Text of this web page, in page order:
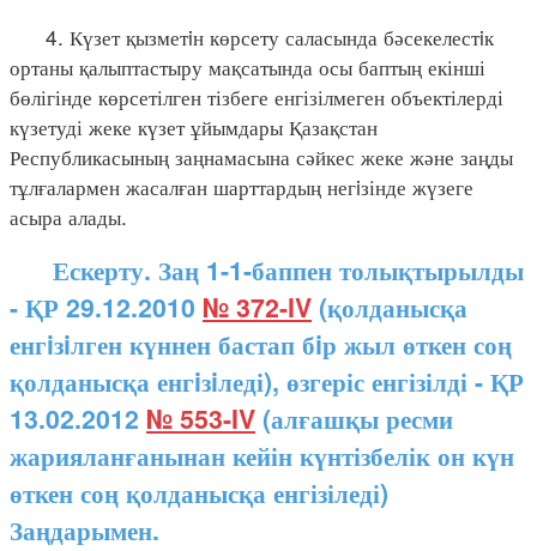
4. Күзет қызметiн көрсету саласында бәсекелестiк
ортаны қалыптастыру мақсатында осы баптың екінші
бөлігінде көрсетілген тізбеге енгізілмеген объектілерді
күзетуді жеке күзет ұйымдары Қазақстан
Республикасының заңнамасына сәйкес жеке және заңды
тұлғалармен жасалған шарттардың негiзінде жүзеге
асыра алады.
Ескерту. Заң 1-1-баппен толықтырылды
- ҚР 29.12.2010 № 372-IV (қолданысқа
енгiзiлген күннен бастап бiр жыл өткен соң
қолданысқа енгiзiледі), өзгеріс енгізілді - ҚР
13.02.2012 № 553-IV (алғашқы ресми
жарияланғанынан кейін күнтізбелік он күн
өткен соң қолданысқа енгізіледі)
Заңдарымен.